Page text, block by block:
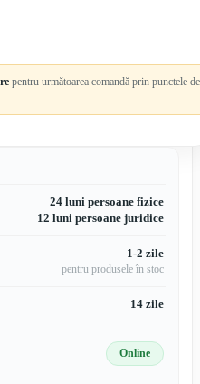
24 luni persoane fizice
12 luni persoane juridice
1-2 zile
pentru produsele în stoc
14 zile
Online
pentru următoarea comandă prin punctele de